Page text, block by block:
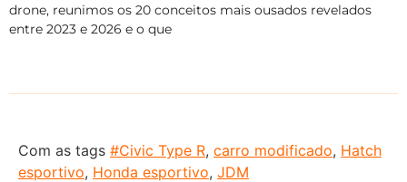
drone, reunimos os 20 conceitos mais ousados revelados
entre 2023 e 2026 e o que
Com as tags #Civic Type R, carro modificado, Hatch
esportivo, Honda esportivo, JDM